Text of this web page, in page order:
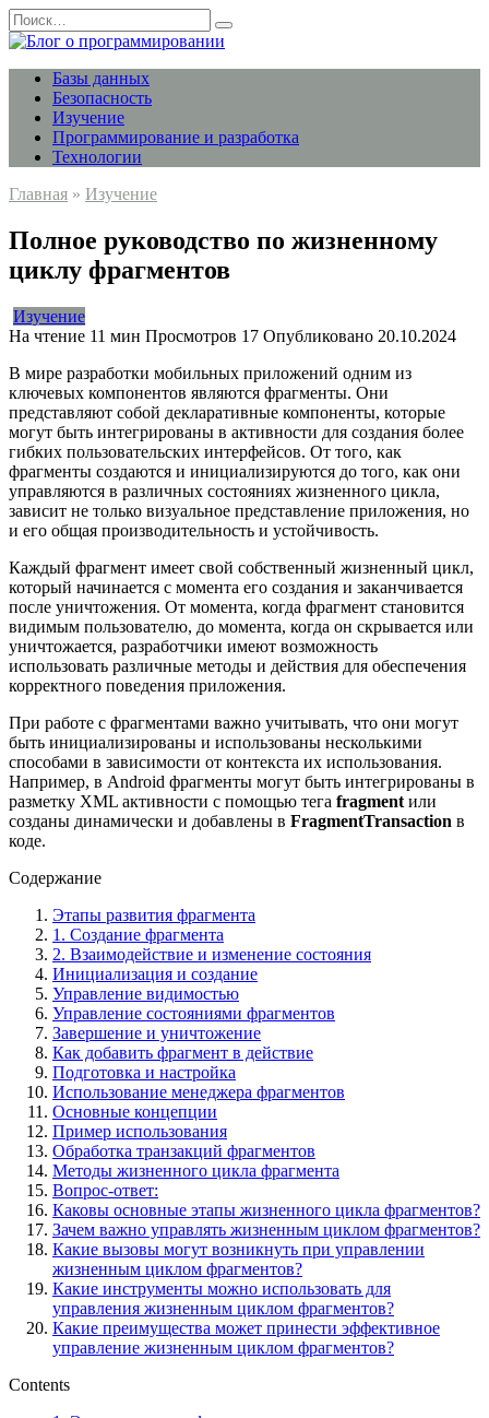
Перейти
к
содержанию
Search
for:
Базы данных
Безопасность
Изучение
Программирование и разработка
Технологии
Главная » Изучение
Полное руководство по жизненному
циклу фрагментов
Изучение
На чтение 11 мин Просмотров 17 Опубликовано 20.10.2024
В мире разработки мобильных приложений одним из
ключевых компонентов являются фрагменты. Они
представляют собой декларативные компоненты, которые
могут быть интегрированы в активности для создания более
гибких пользовательских интерфейсов. От того, как
фрагменты создаются и инициализируются до того, как они
управляются в различных состояниях жизненного цикла,
зависит не только визуальное представление приложения, но
и его общая производительность и устойчивость.
Каждый фрагмент имеет свой собственный жизненный цикл,
который начинается с момента его создания и заканчивается
после уничтожения. От момента, когда фрагмент становится
видимым пользователю, до момента, когда он скрывается или
уничтожается, разработчики имеют возможность
использовать различные методы и действия для обеспечения
корректного поведения приложения.
При работе с фрагментами важно учитывать, что они могут
быть инициализированы и использованы несколькими
способами в зависимости от контекста их использования.
Например, в Android фрагменты могут быть интегрированы в
разметку XML активности с помощью тега fragment или
созданы динамически и добавлены в FragmentTransaction в
коде.
Содержание
Этапы развития фрагмента
1. Создание фрагмента
2. Взаимодействие и изменение состояния
Инициализация и создание
Управление видимостью
Управление состояниями фрагментов
Завершение и уничтожение
Как добавить фрагмент в действие
Подготовка и настройка
Использование менеджера фрагментов
Основные концепции
Пример использования
Обработка транзакций фрагментов
Методы жизненного цикла фрагмента
Вопрос-ответ:
Каковы основные этапы жизненного цикла фрагментов?
Зачем важно управлять жизненным циклом фрагментов?
Какие вызовы могут возникнуть при управлении
жизненным циклом фрагментов?
Какие инструменты можно использовать для
управления жизненным циклом фрагментов?
Какие преимущества может принести эффективное
управление жизненным циклом фрагментов?
Contents